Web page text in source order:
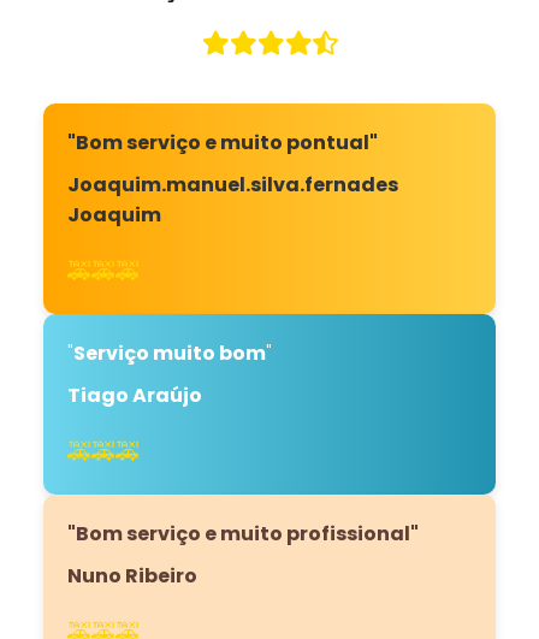
"Bom serviço e muito pontual"
Joaquim.manuel.silva.fernades
Joaquim
🚕🚕🚕
"Serviço muito bom"
Tiago Araújo
🚕🚕🚕
"Bom serviço e muito profissional"
Nuno Ribeiro